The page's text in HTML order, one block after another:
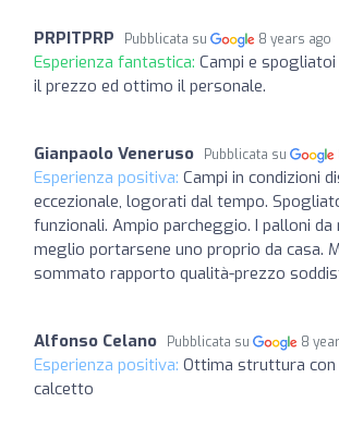
PRPITPRP Pubblicata su 8 years ago
Esperienza fantastica: Campi e
il prezzo ed ottimo il personale.
Gianpaolo Veneruso Pubblicata su
Esperienza positiva: Campi in condizioni
eccezionale, logorati dal tempo.
funzionali. Ampio parcheggio. I palloni da
meglio portarsene uno proprio da casa.
sommato rapporto qualità-prezzo
Alfonso Celano Pubblicata su 8
Esperienza positiva: Ottima struttura con
calcetto